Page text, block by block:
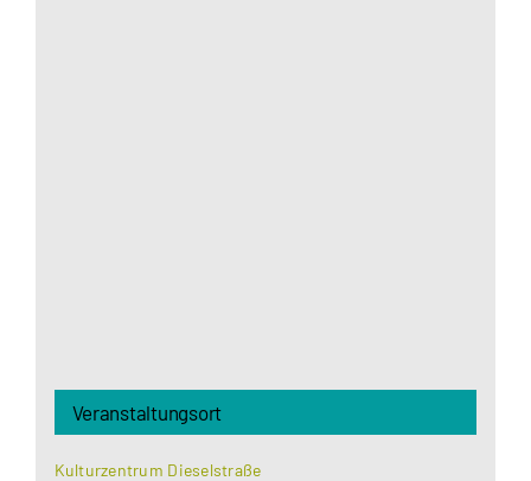
Veranstaltungsort
Kulturzentrum Dieselstraße